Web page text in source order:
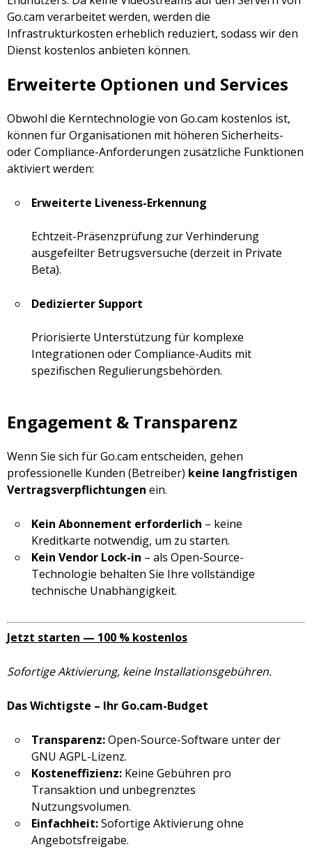
Go.cam verarbeitet werden, werden die
Infrastrukturkosten erheblich reduziert, sodass wir den
Dienst kostenlos anbieten können.
Erweiterte Optionen und Services
Obwohl die Kerntechnologie von Go.cam kostenlos ist,
können für Organisationen mit höheren Sicherheits-
oder Compliance-Anforderungen zusätzliche Funktionen
aktiviert werden:
Erweiterte Liveness-Erkennung
Echtzeit-Präsenzprüfung zur Verhinderung
ausgefeilter Betrugsversuche (derzeit in Private
Beta).
Dedizierter Support
Priorisierte Unterstützung für komplexe
Integrationen oder Compliance-Audits mit
spezifischen Regulierungsbehörden.
Engagement & Transparenz
Wenn Sie sich für Go.cam entscheiden, gehen
professionelle Kunden (Betreiber) keine langfristigen
Vertragsverpflichtungen ein.
Kein Abonnement erforderlich – keine
Kreditkarte notwendig, um zu starten.
Kein Vendor Lock-in – als Open-Source-
Technologie behalten Sie Ihre vollständige
technische Unabhängigkeit.
Jetzt starten — 100 % kostenlos
Sofortige Aktivierung, keine Installationsgebühren.
Das Wichtigste – Ihr Go.cam-Budget
Transparenz:Open-Source-Software unter der
GNU AGPL-Lizenz.
Kosteneffizienz: Keine Gebühren pro
Transaktion und unbegrenztes
Nutzungsvolumen.
Einfachheit:Sofortige Aktivierung ohne
Angebotsfreigabe.